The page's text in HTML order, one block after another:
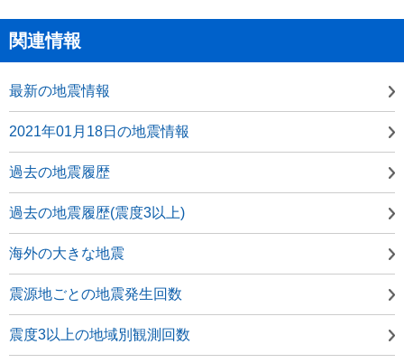
関連情報
最新の地震情報
2021年01月18日の地震情報
過去の地震履歴
過去の地震履歴(震度3以上)
海外の大きな地震
震源地ごとの地震発生回数
震度3以上の地域別観測回数